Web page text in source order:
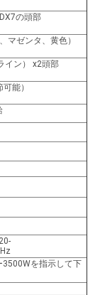
の頭部
マゼンタ、黄色）
イン） x2頭部
能）
を指示して下